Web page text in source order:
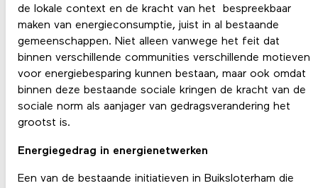
de lokale context en de kracht van het bespreekbaar
maken van energieconsumptie, juist in al bestaande
gemeenschappen. Niet alleen vanwege het feit dat
binnen verschillende communities verschillende motieven
voor energiebesparing kunnen bestaan, maar ook omdat
binnen deze bestaande sociale kringen de kracht van de
sociale norm als aanjager van gedragsverandering het
grootst is.
Energiegedrag in energienetwerken
Een van de bestaande initiatieven in Buiksloterham die